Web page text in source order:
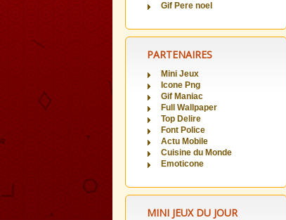
Gif Pere noel
PARTENAIRES
Mini Jeux
Icone Png
Gif Maniac
Full Wallpaper
Top Delire
Font Police
Actu Mobile
Cuisine du Monde
Emoticone
MINI JEUX DU JOUR